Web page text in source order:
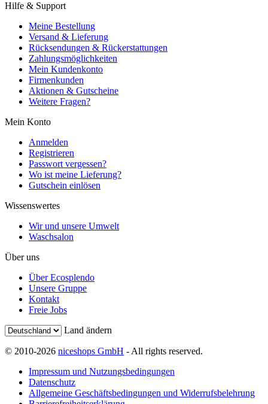
Hilfe & Support
Meine Bestellung
Versand & Lieferung
Rücksendungen & Rückerstattungen
Zahlungsmöglichkeiten
Mein Kundenkonto
Firmenkunden
Aktionen & Gutscheine
Weitere Fragen?
Mein Konto
Anmelden
Registrieren
Passwort vergessen?
Wo ist meine Lieferung?
Gutschein einlösen
Wissenswertes
Wir und unsere Umwelt
Waschsalon
Über uns
Über Ecosplendo
Unsere Gruppe
Kontakt
Freie Jobs
Land ändern
© 2010-2026 niceshops GmbH - All rights reserved.
Impressum und Nutzungsbedingungen
Datenschutz
Allgemeine Geschäftsbedingungen und Widerrufsbelehrung